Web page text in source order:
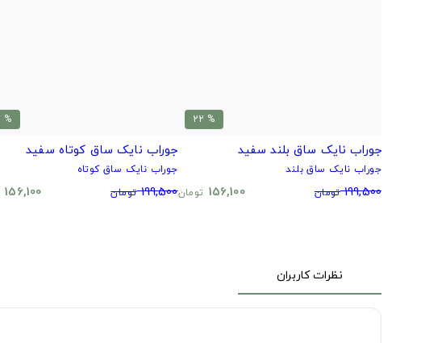
% 22
جوراب نایک ساق بلند سفید
جوراب نایک ساق بلند
199,500 تومان 156,100 تومان
% 22
جوراب نایک ساق کوتاه سفید
جوراب نایک ساق کوتاه
199,500 تومان 156,100
نظرات کاربران